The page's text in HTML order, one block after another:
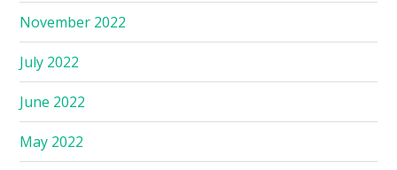
November 2022
July 2022
June 2022
May 2022